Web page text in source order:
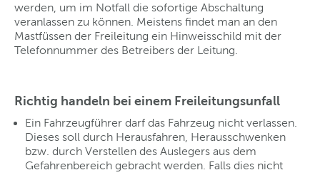
werden, um im Notfall die sofortige Abschaltung
veranlassen zu können. Meistens findet man an den
Mastfüssen der Freileitung ein Hinweisschild mit der
Telefonnummer des Betreibers der Leitung.
Richtig handeln bei einem Freileitungsunfall
Ein Fahrzeugführer darf das Fahrzeug nicht verlassen.
Dieses soll durch Herausfahren, Herausschwenken
bzw. durch Verstellen des Auslegers aus dem
Gefahrenbereich gebracht werden. Falls dies nicht